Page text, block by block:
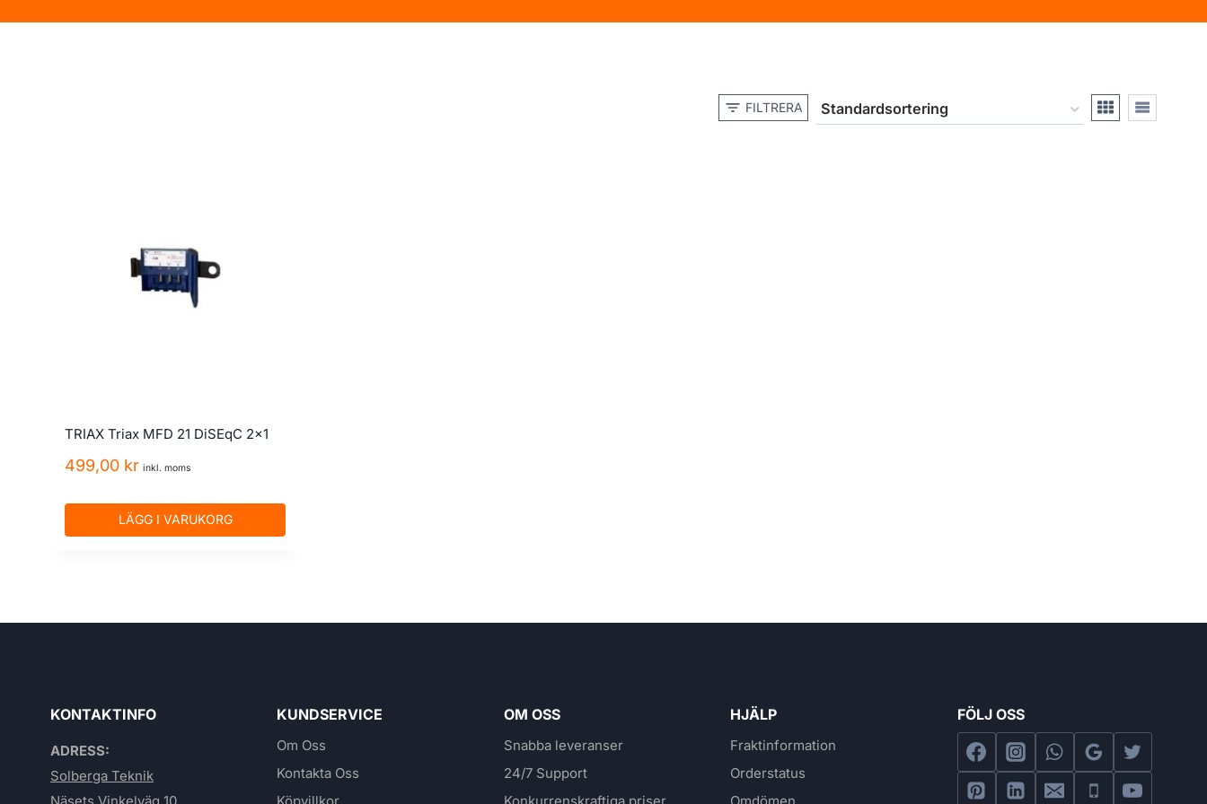
FILTRERA
TRIAX Triax MFD 21 DiSEqC 2×1
499,00 kr inkl. moms
LÄGG I VARUKORG
KONTAKTINFO
ADRESS:
Solberga Teknik
KUNDSERVICE
Om Oss
Kontakta Oss
OM OSS
Snabba leveranser
24/7 Support
HJÄLP
Fraktinformation
Orderstatus
FÖLJ OSS